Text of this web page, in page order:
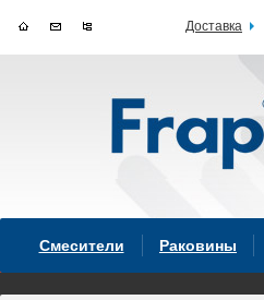
Смесители Раковины
Доставка